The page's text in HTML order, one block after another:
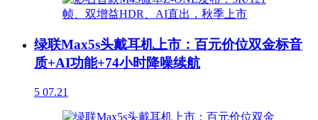
绿联Max5s头戴耳机上市：百元价位双金标音
质+AI功能+74小时降噪续航
5 07.21